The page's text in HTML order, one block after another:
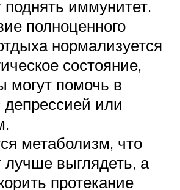
поднять иммунитет.
полноценного
нормализуется
состояние,
могут помочь в
депрессией или
метаболизм, что
лучше выглядеть, а
протекание